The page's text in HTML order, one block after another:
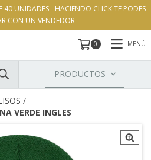
40 UNIDADES - HACIENDO CLICK TE PODES
CON UN VENDEDOR
0 MENÚ
PRODUCTOS
/
VERDE INGLES